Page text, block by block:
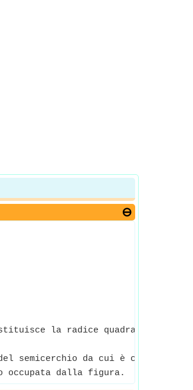
la radice quadrata del
da cui è composta la
occupata dalla figura.